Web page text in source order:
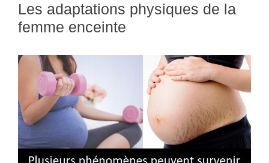
Les adaptations physiques de la
femme enceinte